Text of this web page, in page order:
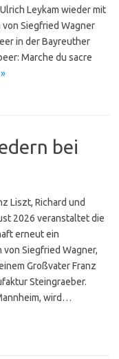
Leykam wieder mit
Siegfried Wagner
in der Bayreuther
Marche du sacre
bei
Liszt, Richard und
2026 veranstaltet die
erneut ein
Siegfried Wagner,
Großvater Franz
Stein­grae­ber.
wird…